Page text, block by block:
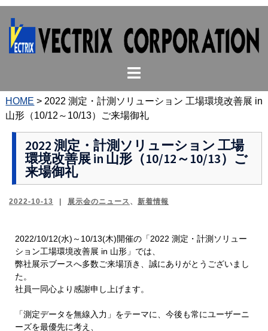
ス
キ
ト
ル
メ
ュ
ー
HOME >2022 測定・計測ソリューション 工場環境改善展 in
山形（10/12～10/13）ご来場御礼
2022 測定・計測ソリューション 工場
環境改善展 in 山形（10/12～10/13）ご
来場御礼
2022-10-13 展示会のニュース 、 新着情報
2022/10/12(水)～10/13(木)開催の「2022 測定・計測ソリュー
ション工場環境改善展 in 山形」では、
弊社展示ブースへ多数ご来場頂き、誠にありがとうございまし
た。
社員一同心より感謝申し上げます。
「測定データを無線入力」をテーマに、今後も常にユーザーニ
ーズを最優先に考え、